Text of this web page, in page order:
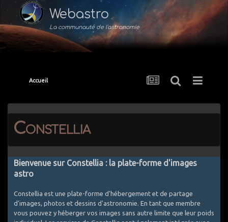
Webastro
La communauté de l'astronomie
Accueil
Constellia
Bienvenue sur Constellia : la plate-forme d'images
astro
Constellia est une plate-forme d'hébergement et de partage
d'images, photos et dessins d'astronomie. En tant que membre
vous pouvez y héberger vos images sans autre limite que leur poids